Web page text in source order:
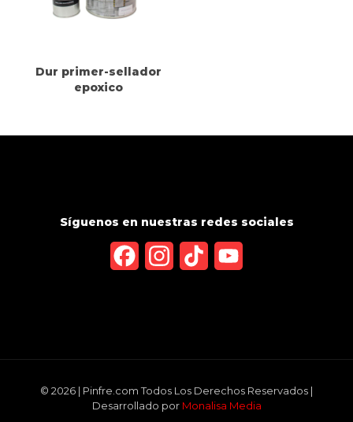
Dur primer-sellador
epoxico
Síguenos en nuestras redes sociales
FacebookInstagram
TikTok
© 2026 | Pinfre.com Todos Los Derechos Reservados |
Desarrollado por Monalisa Media